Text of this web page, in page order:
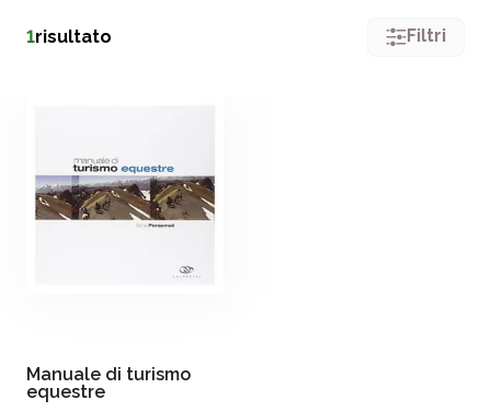
1risultato Filtri
Manuale di turismo
equestre